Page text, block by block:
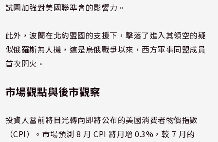
試圖加強對美國聯準會的影響力。
此外，波蘭在北約盟國的支援下，擊落了進入其領空的疑
似俄羅斯無人機，這是烏俄戰爭以來，西方軍事同盟成員
首次開火。
市場觀點與後市觀察
投資人當前將目光轉向即將公布的美國消費者物價指數
（CPI）。市場預測 8 月 CPI 將月增 0.3%，較 7 月的